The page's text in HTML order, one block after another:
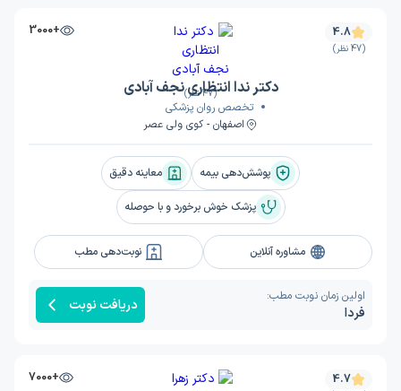
(47 نظر)
+3000 4.8
(47 نظر)
دکتر ندا انتظاری نجف آبادی
تخصص روان پزشکی
اصفهان - کوی ولی عصر
پوشش‌دهی بیمه معاینه دقیق
پزشک خوش برخورد و با حوصله
مشاوره آنلاین نوبت‌دهی مطب
اولین زمان نوبت مطب:
فردا دریافت نوبت
+7000 4.7